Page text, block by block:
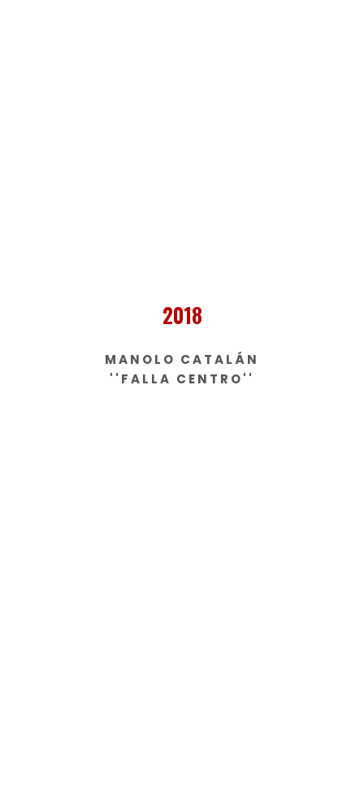
2018
MANOLO CATALÁN
''FALLA CENTRO''